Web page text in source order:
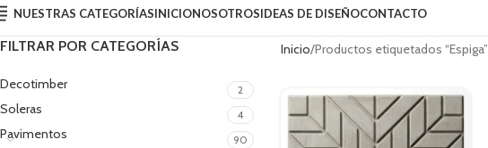
NUESTRAS CATEGORÍASINICIONOSOTROSIDEAS DE DISEÑOCONTACTO
FILTRAR POR CATEGORÍAS
Decotimber 2
Soleras 4
Pavimentos 90
Inicio Productos etiquetados “Espiga”